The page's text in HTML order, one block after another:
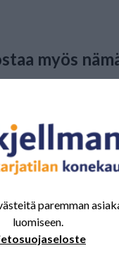
myös
470/55 FO-KA
paremman
luomiseen.